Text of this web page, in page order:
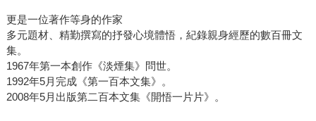
更是一位著作等身的作家
多元題材、精勤撰寫的抒發心境體悟，紀錄親身經歷的數百冊文
集。
1967年第一本創作《淡煙集》問世。
1992年5月完成《第一百本文集》。
2008年5月出版第二百本文集《開悟一片片》。